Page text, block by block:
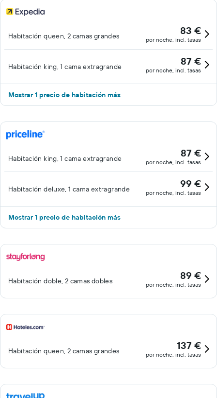
Habitación queen, 2 camas grandes 83 €
por noche, incl. tasas
Habitación king, 1 cama extragrande 87 €
por noche, incl. tasas
Mostrar 1 precio de habitación más
Habitación king, 1 cama extragrande 87 €
por noche, incl. tasas
Habitación deluxe, 1 cama extragrande 99 €
por noche, incl. tasas
Mostrar 1 precio de habitación más
Habitación doble, 2 camas dobles 89 €
por noche, incl. tasas
Habitación queen, 2 camas grandes 137 €
por noche, incl. tasas